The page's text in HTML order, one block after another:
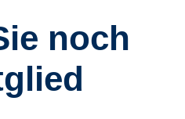
noch